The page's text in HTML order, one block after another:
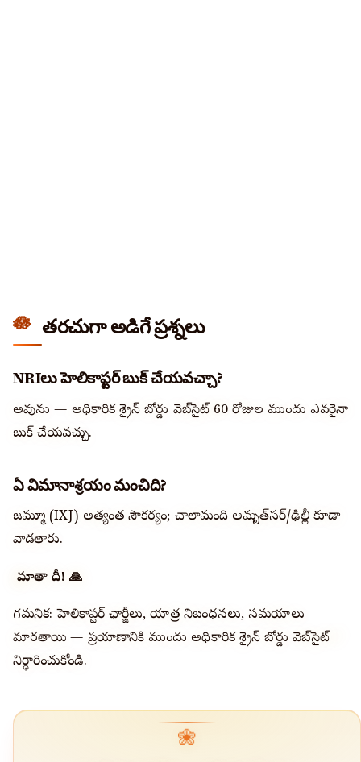
తరచుగా అడిగే ప్రశ్నలు
NRIలు హెలికాప్టర్ బుక్ చేయవచ్చా?
అవును — అధికారిక శ్రైన్ బోర్డు వెబ్‌సైట్‌లో 60 రోజుల ముందు ఎవరైనా
బుక్ చేయవచ్చు.
ఏ విమానాశ్రయం మంచిది?
జమ్మూ (IXJ) అత్యంత సౌకర్యం; చాలామంది అమృత్‌సర్/ఢిల్లీ కూడా
వాడతారు.
జై మాతా దీ! 🙏
గమనిక: హెలికాప్టర్ ఛార్జీలు, యాత్ర నిబంధనలు, సమయాలు
మారతాయి — ప్రయాణానికి ముందు అధికారిక శ్రైన్ బోర్డు వెబ్‌సైట్‌లో
నిర్ధారించుకోండి.
❀